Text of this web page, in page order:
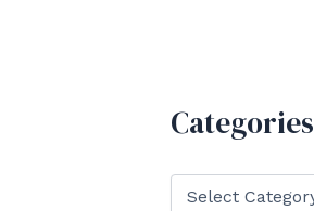
o
Categories